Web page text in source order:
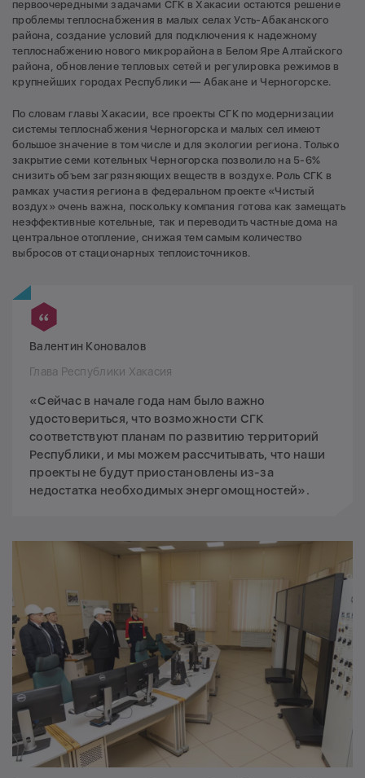
первоочередными задачами СГК в Хакасии остаются решение
проблемы теплоснабжения в малых селах Усть-Абаканского
района, создание условий для подключения к надежному
теплоснабжению нового микрорайона в Белом Яре Алтайского
района, обновление тепловых сетей и регулировка режимов в
крупнейших городах Республики — Абакане и Черногорске.
По словам главы Хакасии, все проекты СГК по модернизации
системы теплоснабжения Черногорска и малых сел имеют
большое значение в том числе и для экологии региона. Только
закрытие семи котельных Черногорска позволило на 5-6%
снизить объем загрязняющих веществ в воздухе. Роль СГК в
рамках участия региона в федеральном проекте «Чистый
воздух» очень важна, поскольку компания готова как замещать
неэффективные котельные, так и переводить частные дома на
центральное отопление, снижая тем самым количество
выбросов от стационарных теплоисточников.
Валентин Коновалов
Глава Республики Хакасия
«Сейчас в начале года нам было важно
удостовериться, что возможности СГК
соответствуют планам по развитию территорий
Республики, и мы можем рассчитывать, что наши
проекты не будут приостановлены из-за
недостатка необходимых энергомощностей».